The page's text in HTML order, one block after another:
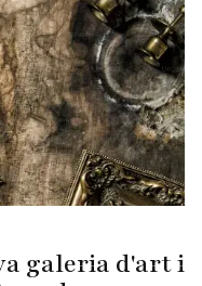
galeria d'art i